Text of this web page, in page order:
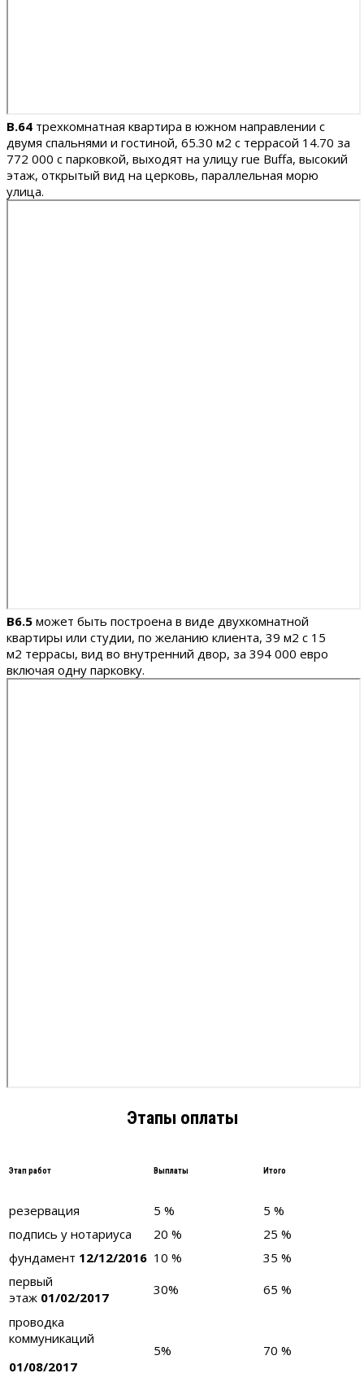
B.64 трехкомнатная квартира в южном направлении с
двумя спальнями и гостиной, 65.30 м2 c террасой 14.70 за
772 000 с парковкой, выходят на улицу rue Buffa, высокий
этаж, открытый вид на церковь, параллельная морю
улица.
B6.5 может быть построена в виде двухкомнатной
квартиры или студии, по желанию клиента, 39 м2 с 15
м2 террасы, вид во внутренний двор, за 394 000 евро
включая одну парковку.
Этапы оплаты
Этап работ Выплаты Итого
резервация 5 %
5 %
подпись у нотариуса
20 %
25 %
фундамент 12/12/2016 10 %
35 %
первый
этаж 01/02/2017 30%
65 %
проводка
коммуникаций
01/08/2017
5% 70 %